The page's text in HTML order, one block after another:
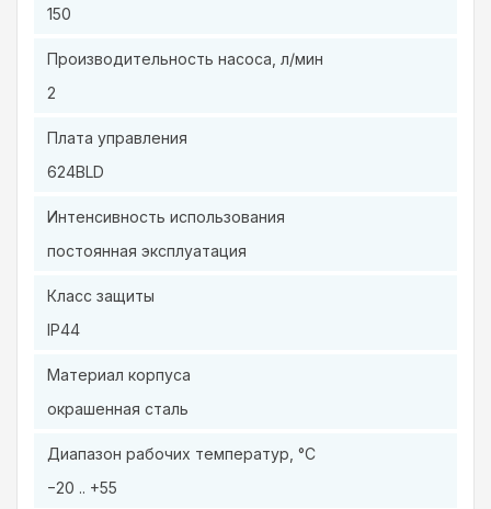
150
Производительность насоса, л/мин
2
Плата управления
624BLD
Интенсивность использования
постоянная эксплуатация
Класс защиты
IP44
Материал корпуса
окрашенная сталь
Диапазон рабочих температур, °C
−20 .. +55